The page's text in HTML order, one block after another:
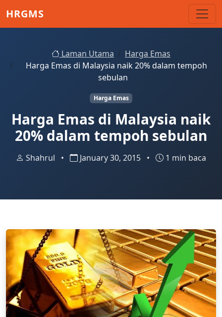
HRGMS
Laman Utama
Harga Emas
Harga Emas di Malaysia naik 20% dalam tempoh
sebulan
Harga Emas
Harga Emas di Malaysia naik
20% dalam tempoh sebulan
Shahrul • January 30, 2015 • 1 min baca